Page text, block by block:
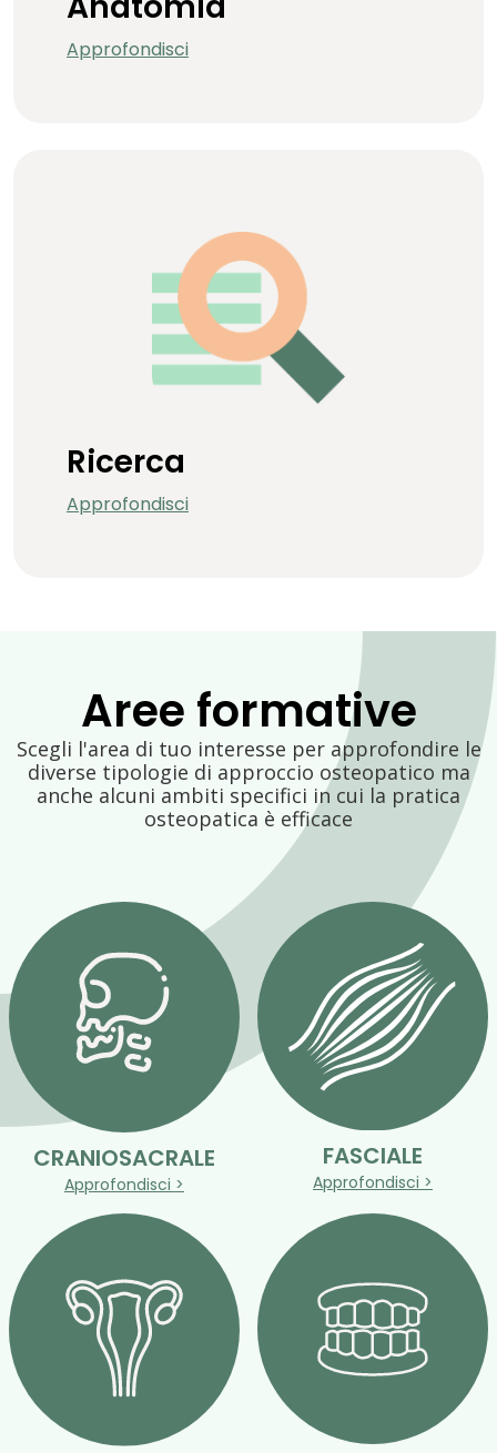
Approfondisci
Ricerca
Approfondisci
Aree formative
Scegli l'area di tuo interesse per approfondire le
diverse tipologie di approccio osteopatico ma
anche alcuni ambiti specifici in cui la pratica
osteopatica è efficace
CRANIOSACRALE
Approfondisci >
FASCIALE
Approfondisci >